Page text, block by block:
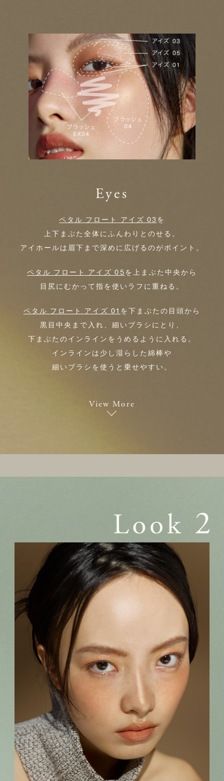
Eyes
ペタル フロート アイズ 03を
上下まぶた全体にふんわりとのせる。
アイホールは眉下まで深めに広げるのがポイント。
ペタル フロート アイズ 05を上まぶた中央から
目尻にむかって指を使いラフに重ねる。
ペタル フロート アイズ 01 を下まぶたの目頭から
黒目中央まで入れ、細いブラシにとり、
下まぶたのインラインをうめるように入れる。
インラインは少し湿らした綿棒や
細いブラシを使うと乗せやすい。
View More